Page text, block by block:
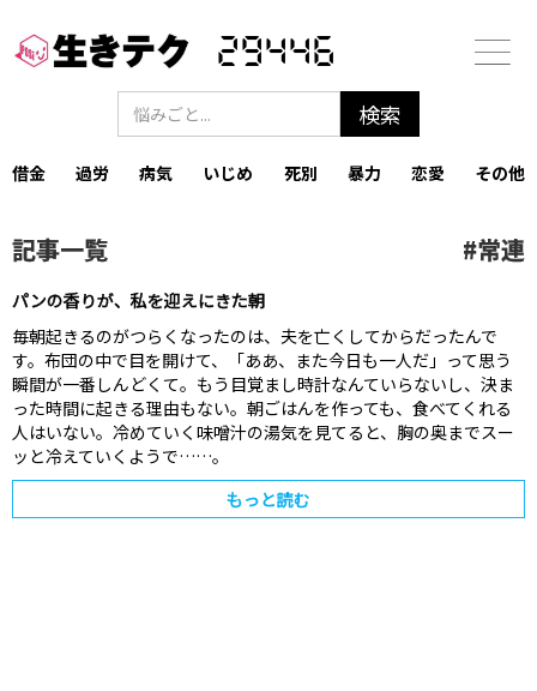
29446
借金 過労 病気 いじめ 死別 暴力 恋愛 その他
記事一覧 #常連
パンの香りが、私を迎えにきた朝
毎朝起きるのがつらくなったのは、夫を亡くしてからだったんで
す。‍布団の中で目を開けて、「ああ、また今日も一人だ」って思う
瞬間が一番しんどくて。‍もう目覚まし時計なんていらないし、決ま
った時間に起きる理由もない。‍朝ごはんを作っても、食べてくれる
人はいない。冷めていく味噌汁の湯気を見てると、胸の奥までスー
ッと冷えていくようで……。‍
もっと読む